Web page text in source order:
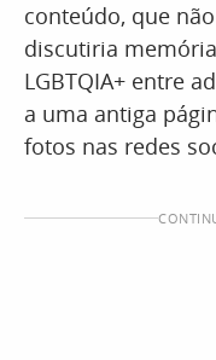
conteúdo, que
discutiria
LGBTQIA+ entre
a uma antiga
fotos nas redes